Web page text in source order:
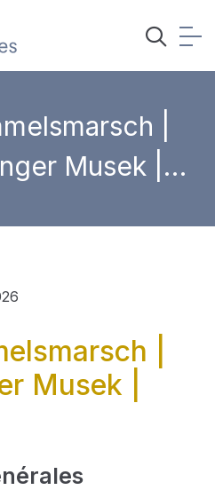
|
Musek |
|
Musek |